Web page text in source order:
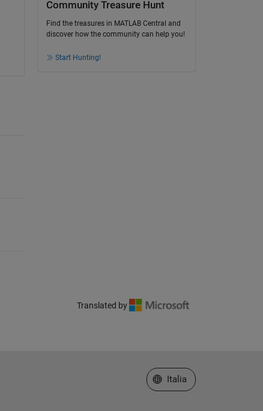
Community Treasure Hunt
Find the treasures in MATLAB Central and
discover how the community can help you!
Start Hunting!
Translated by
Seleziona un sito web
Italia